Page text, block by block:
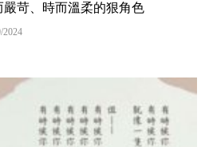
嚴苛、時而溫柔的狠角色
2024